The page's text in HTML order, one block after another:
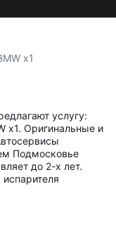
x1
услугу:
x1. Оригинальные и
Подмосковье
до 2-х лет.